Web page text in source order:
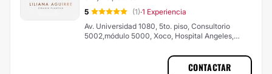
5 (1)·1 Experiencia
Av. Universidad 1080, 5to. piso, Consultorio
5002,módulo 5000, Xoco, Hospital Angeles,
CONTACTAR